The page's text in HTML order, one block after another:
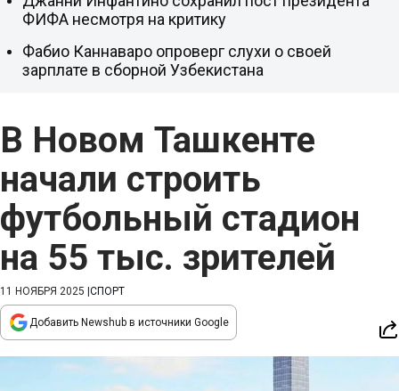
В Новом Ташкенте
начали строить
футбольный стадион
на 55 тыс. зрителей
11 НОЯБРЯ 2025 СПОРТ
Добавить Newshub в источники Google
ФИФА несмотря на критику
Фабио Каннаваро опроверг слухи о своей
зарплате в сборной Узбекистана